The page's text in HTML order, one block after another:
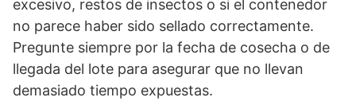
excesivo, restos de insectos o si el contenedor
no parece haber sido sellado correctamente.
Pregunte siempre por la fecha de cosecha o de
llegada del lote para asegurar que no llevan
demasiado tiempo expuestas.